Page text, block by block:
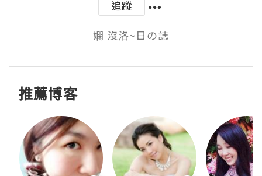
追蹤
嫻 沒洛~日の誌
推薦博客